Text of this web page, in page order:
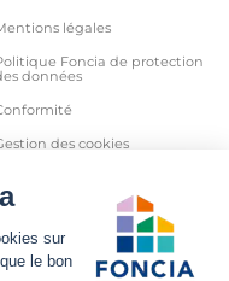
légales
Foncia de protection
données
des cookies
autres traceurs
Sécurité informatique
d'accessibilité